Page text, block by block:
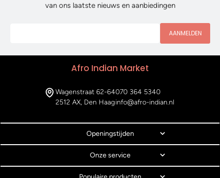
van ons laatste nieuws en aanbiedingen
AANMELDEN
Afro Indian Market
Wagenstraat 62-64
2512 AX, Den Haag
070 364 5340
info@afro-indian.nl
Openingstijden
Onze service